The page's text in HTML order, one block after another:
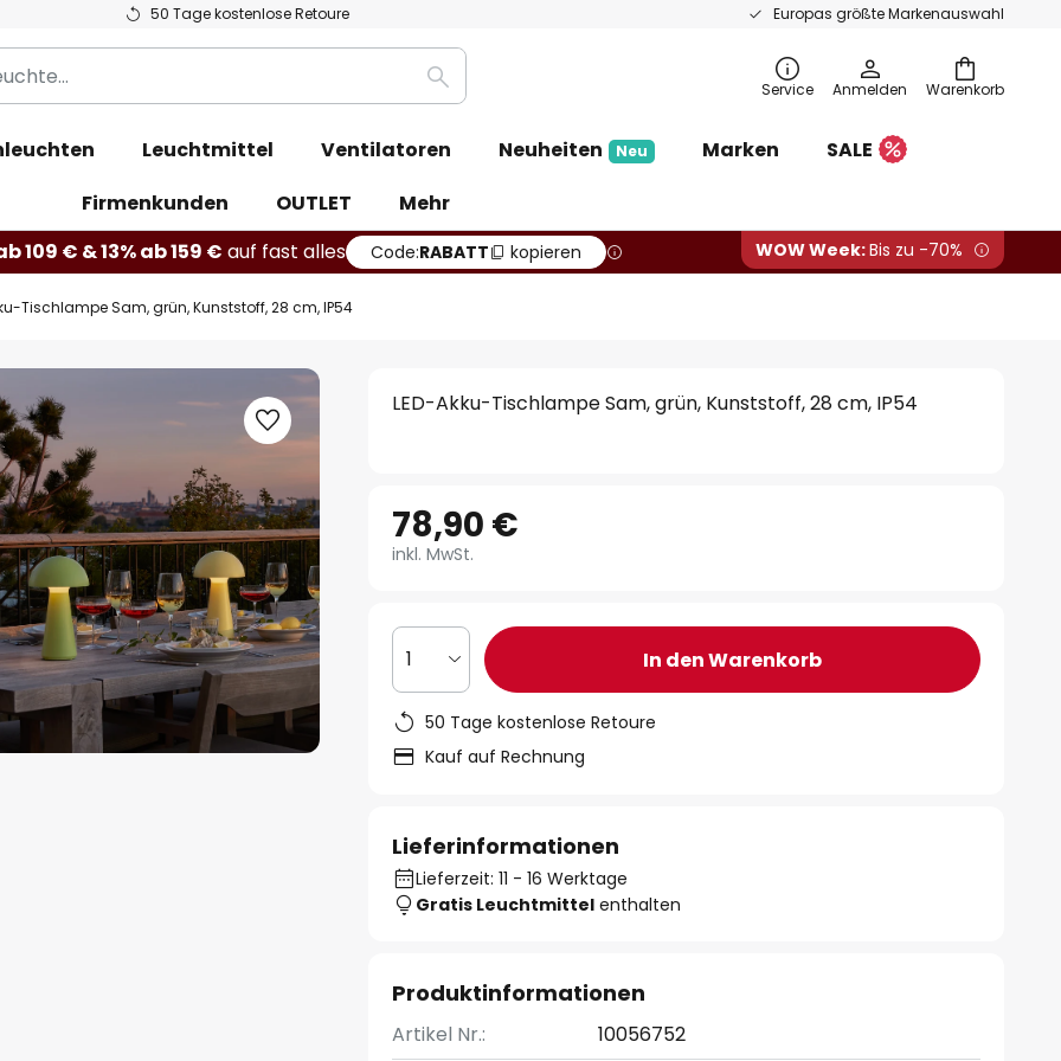
50 Tage kostenlose Retoure Europas größte Markenauswahl
Warenkorb
Suche Service Anmelden
Leuchtmittel Ventilatoren Neuheiten Neu Marken
SALE
Firmenkunden
OUTLET
Mehr
109 € & 13% ab 159 € auf fast alles Code:RABATT kopieren WOW Week:Bis zu -70%
Tischlampe Sam, grün, Kunststoff, 28 cm, IP54
LED-Akku-Tischlampe Sam, grün, Kunststoff, 28 cm, IP54
78,90 €
inkl. MwSt.
1 In den Warenkorb
50 Tage kostenlose Retoure
Kauf auf Rechnung
Lieferinformationen
Lieferzeit: 11 - 16 Werktage
Gratis Leuchtmittel enthalten
Produktinformationen
Artikel Nr.:
10056752